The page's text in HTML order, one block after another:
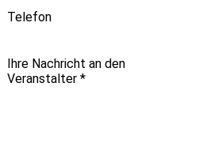
Telefon
Ihre Nachricht an den
Veranstalter *